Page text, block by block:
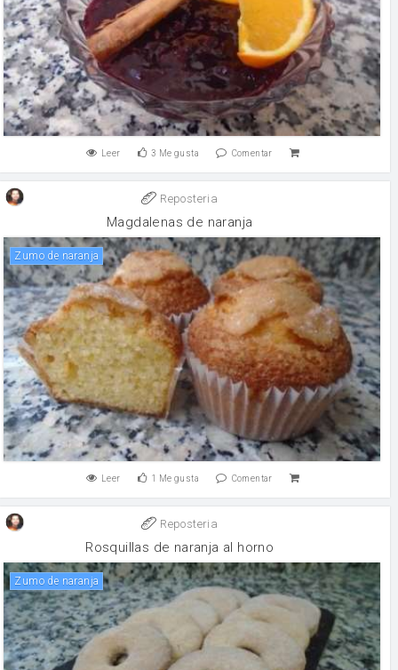
Leer 3 Me gusta Comentar
Reposteria
Magdalenas de naranja
Zumo de naranja
Leer 1 Me gusta Comentar
Reposteria
Rosquillas de naranja al horno
Zumo de naranja